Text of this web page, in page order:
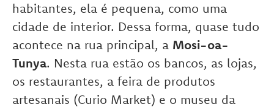
habitantes, ela é pequena, como uma
cidade de interior. Dessa forma, quase tudo
acontece na rua principal, a Mosi-oa-
Tunya. Nesta rua estão os bancos, as lojas,
os restaurantes, a feira de produtos
artesanais (Curio Market) e o museu da